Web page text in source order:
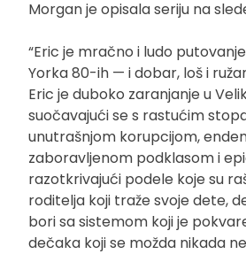
Morgan je opisala seriju na
“Eric je mračno i ludo
Yorka 80-ih — i dobar, loš i
Eric je duboko zaranjanje u
suočavajući se s rastućim
unutrašnjom korupcijom,
zaboravljenom podklasom i
razotkrivajući podele koje su
roditelja koji traže svoje dete,
bori sa sistemom koji je
dečaka koji se možda nikada